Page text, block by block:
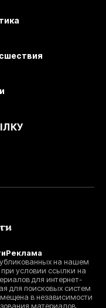
Реклама
на нашем
условии ссылки на
для интернет-
для поисковых систем
в независимости
материалов.